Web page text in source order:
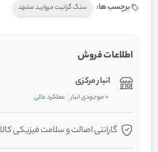
برچسب ها:
سنگ گرانیت مروارید مشهد
اطلاعات فروش
انبار مرکزی
0موجودی انبار عملکردعالی
گارانتی اصالت و سلامت فیزیکی کالا